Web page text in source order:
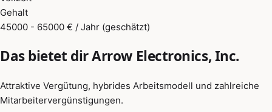
Gehalt
45000 - 65000 € / Jahr (geschätzt)
Das bietet dir Arrow Electronics, Inc.
Attraktive Vergütung, hybrides Arbeitsmodell und zahlreiche
Mitarbeitervergünstigungen.